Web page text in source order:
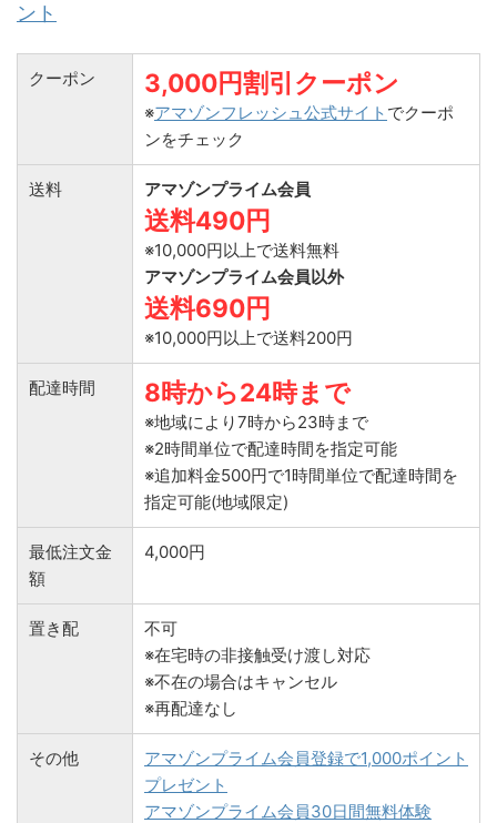
ント
クーポン 3,000円割引クーポン
※アマゾンフレッシュ公式サイト でクーポ
ンをチェック
送料 アマゾンプライム会員
送料490円
※10,000円以上で送料無料
アマゾンプライム会員以外
送料690円
※10,000円以上で送料200円
配達時間 8時から24時まで
※地域により7時から23時まで
※2時間単位で配達時間を指定可能
※追加料金500円で1時間単位で配達時間を
指定可能(地域限定)
最低注文金
額
4,000円
置き配
不可
※在宅時の非接触受け渡し対応
※不在の場合はキャンセル
※再配達なし
その他
アマゾンプライム会員登録で1,000ポイント
プレゼント
アマゾンプライム会員30日間無料体験